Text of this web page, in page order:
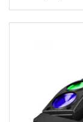
приборы с